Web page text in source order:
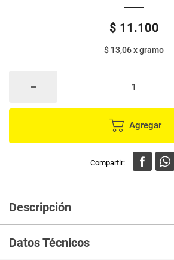
$ 11.100
$ 13,06xgramo
Agregar
Descripción
de utensilios, platos, cocinas, refrigeradoras,
única y original de alto rendimiento produce
Datos Técnicos